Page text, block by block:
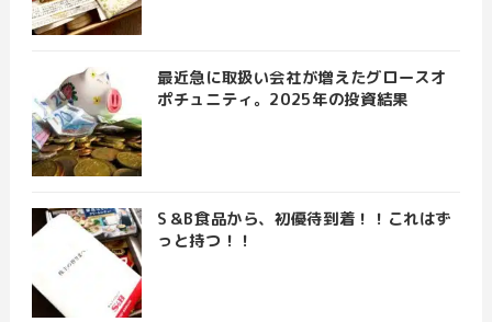
最近急に取扱い会社が増えたグロースオ
ポチュニティ。2025年の投資結果
S＆B食品から、初優待到着！！これはず
っと持つ！！